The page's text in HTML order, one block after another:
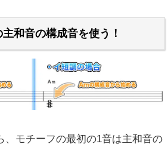
和音の構成音を使う！
モチーフの最初の1音は主和音の